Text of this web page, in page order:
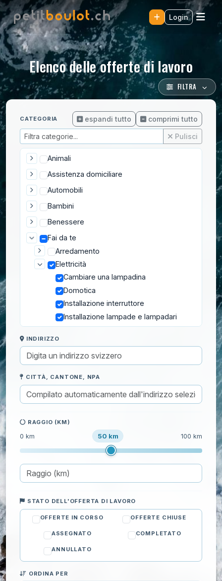
Login
Elenco delle offerte di lavoro
FILTRA
CATEGORIA espandi tutto comprimi tutto
Pulisci
Animali
Assistenza domiciliare
Automobili
Bambini
Benessere
Fai da te
Arredamento
Elettricità
Cambiare una lampadina
Domotica
Installazione interruttore
Installazione lampade e lampadari
Installazione prese elettriche
Posa oggetti connessi Nest
Idraulica
Posa e fissaggio
Riparazione
Ristrutturazione pareti
Sicurezza
Giardinaggio
Informatica
Lezioni private
Pulizie
INDIRIZZO
CITTÀ, CANTONE, NPA
RAGGIO (KM)
0 km 50 km 100 km
STATO DELL'OFFERTA DI LAVORO
OFFERTE IN CORSO OFFERTE CHIUSE
ASSEGNATO COMPLETATO
ANNULLATO
ORDINA PER